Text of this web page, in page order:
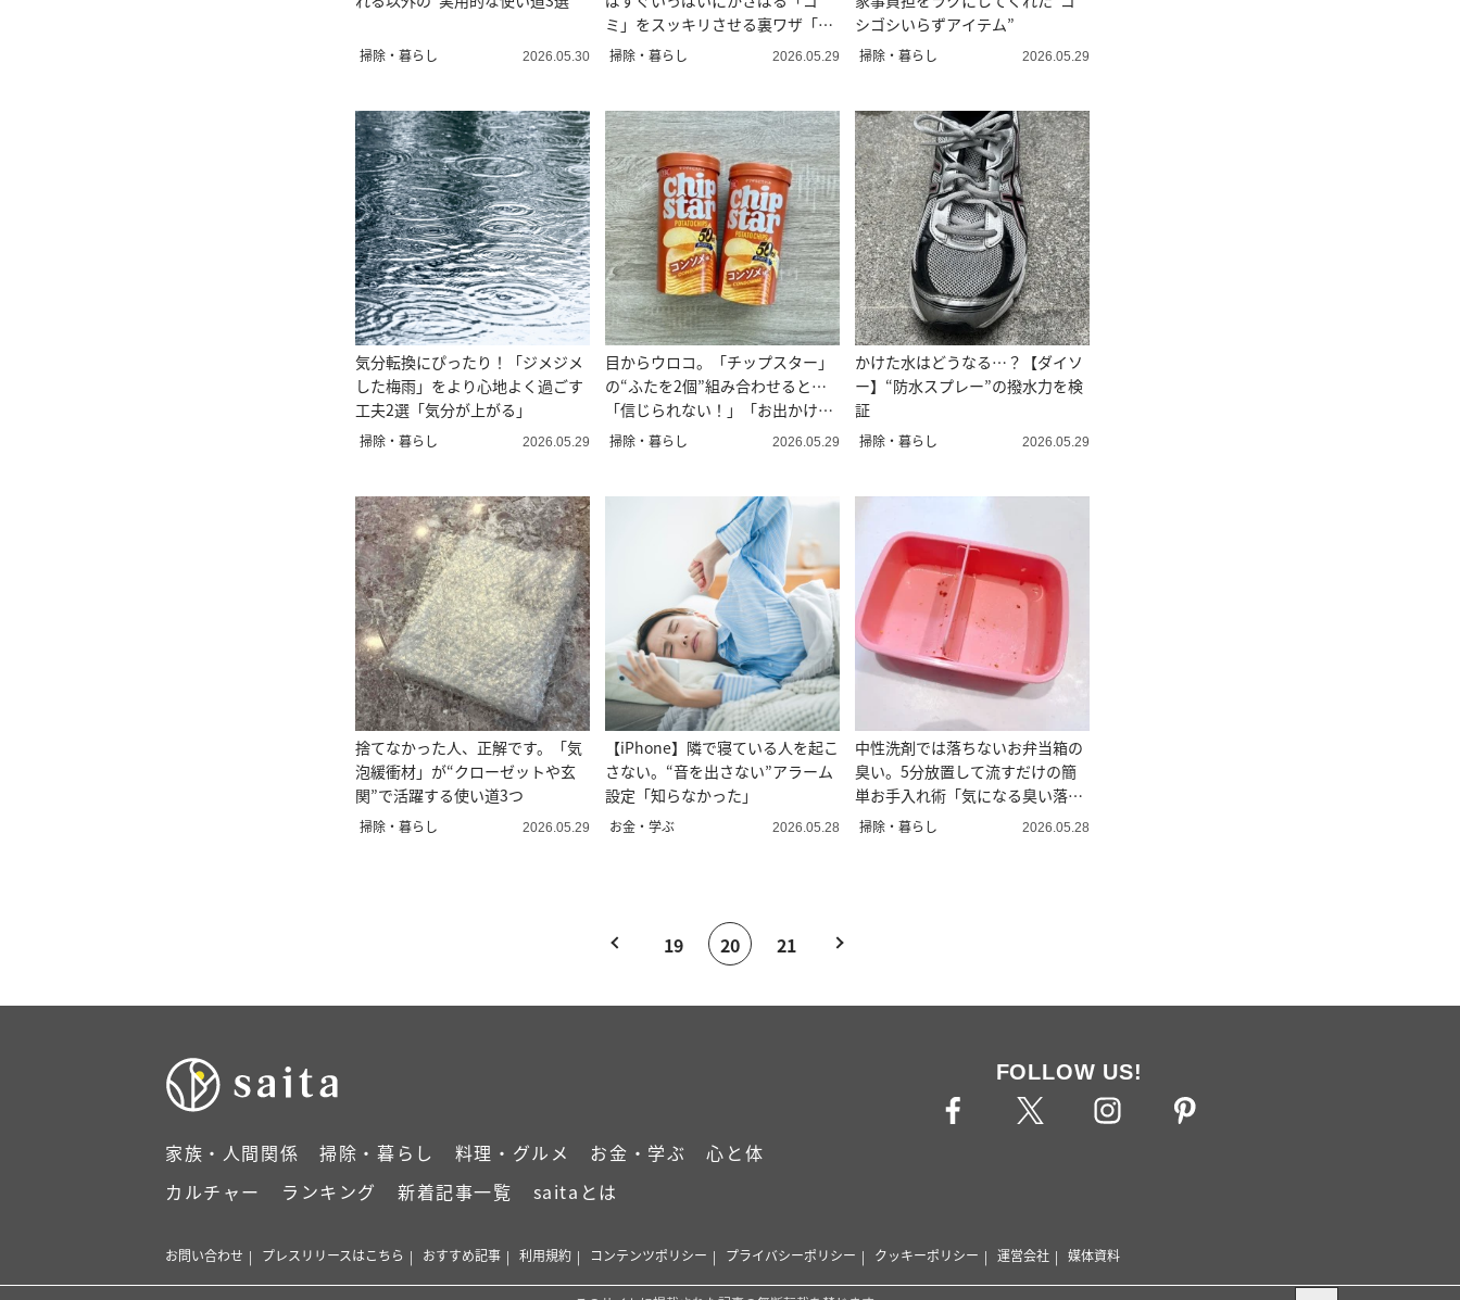
掃除・暮らし 2026.05.30
ミ」をスッキリさせる裏ワザ「全
然ちがう！」
掃除・暮らし 2026.05.29
シゴシいらずアイテム”
掃除・暮らし 2026.05.29
気分転換にぴったり！「ジメジメ
した梅雨」をより心地よく過ごす
工夫2選「気分が上がる」
掃除・暮らし 2026.05.29
目からウロコ。「チップスター」
の“ふたを2個”組み合わせると…
「信じられない！」「お出かけに
大活躍」
掃除・暮らし 2026.05.29
かけた水はどうなる…？【ダイソ
ー】“防水スプレー”の撥水力を検
証
掃除・暮らし 2026.05.29
捨てなかった人、正解です。「気
泡緩衝材」が“クローゼットや玄
関”で活躍する使い道3つ
掃除・暮らし 2026.05.29
【iPhone】隣で寝ている人を起こ
さない。“音を出さない”アラーム
設定「知らなかった」
お金・学ぶ 2026.05.28
中性洗剤では落ちないお弁当箱の
臭い。5分放置して流すだけの簡
単お手入れ術「気になる臭い落ち
た」
掃除・暮らし 2026.05.28
19 20 21
家族・人間関係 掃除・暮らし 料理・グルメ お金・学ぶ
心と体
カルチャー
ランキング 新着記事一覧 saitaとは
FOLLOW US!
お問い合わせ プレスリリースはこちら おすすめ記事 利用規約 コンテンツポリシー プライバシーポリシー クッキーポリシー 運営会社 媒体資料